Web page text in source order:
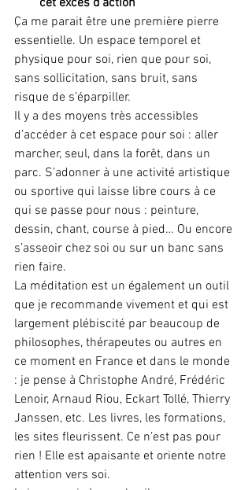
Ça me parait être une première pierre
essentielle. Un espace temporel et
physique pour soi, rien que pour soi,
sans sollicitation, sans bruit, sans
risque de s’éparpiller.
Il y a des moyens très accessibles
d’accéder à cet espace pour soi : aller
marcher, seul, dans la forêt, dans un
parc. S’adonner à une activité artistique
ou sportive qui laisse libre cours à ce
qui se passe pour nous : peinture,
dessin, chant, course à pied… Ou encore
s’asseoir chez soi ou sur un banc sans
rien faire.
La méditation est un également un outil
que je recommande vivement et qui est
largement plébiscité par beaucoup de
philosophes, thérapeutes ou autres en
ce moment en France et dans le monde
: je pense à Christophe André, Frédéric
Lenoir, Arnaud Riou, Eckart Tollé, Thierry
Janssen, etc. Les livres, les formations,
les sites fleurissent. Ce n’est pas pour
rien ! Elle est apaisante et oriente notre
attention vers soi.